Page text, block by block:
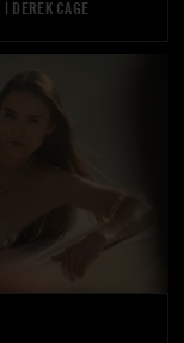
| DEREK CAGE